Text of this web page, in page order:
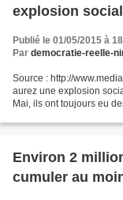
explosion
Publié le 01/05/2015 à
Par democratie-reelle-
Source : http://
aurez une explosion
Mai, ils ont toujours eu
Environ 2
cumuler au